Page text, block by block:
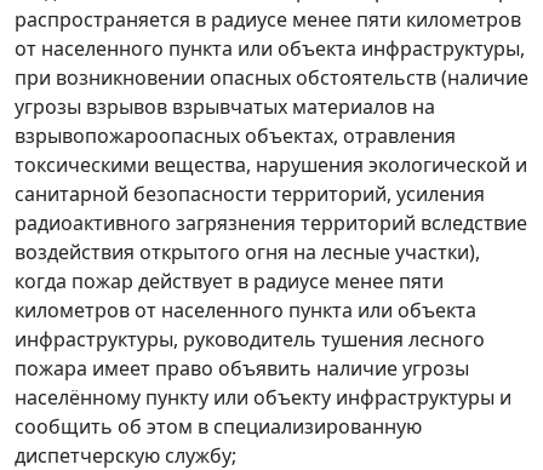
распространяется в радиусе менее пяти километров
от населенного пункта или объекта инфраструктуры,
при возникновении опасных обстоятельств (наличие
угрозы взрывов взрывчатых материалов на
взрывопожароопасных объектах, отравления
токсическими вещества, нарушения экологической и
санитарной безопасности территорий, усиления
радиоактивного загрязнения территорий вследствие
воздействия открытого огня на лесные участки),
когда пожар действует в радиусе менее пяти
километров от населенного пункта или объекта
инфраструктуры, руководитель тушения лесного
пожара имеет право объявить наличие угрозы
населённому пункту или объекту инфраструктуры и
сообщить об этом в специализированную
диспетчерскую службу;